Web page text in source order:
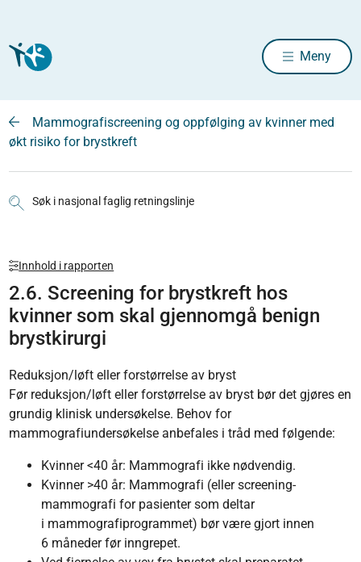
Meny
Mammografiscreening og oppfølging av kvinner med
økt risiko for brystkreft
Søk i nasjonal faglig retningslinje
Innhold i rapporten
2.6. Screening for brystkreft hos
kvinner som skal gjennomgå benign
brystkirurgi
Reduksjon/løft eller forstørrelse av bryst
Før reduksjon/løft eller forstørrelse av bryst bør det gjøres en
grundig klinisk undersøkelse. Behov for
mammografiundersøkelse anbefales i tråd med følgende:
Kvinner <40 år: Mammografi ikke nødvendig.
Kvinner >40 år: Mammografi (eller screening-
mammografi for pasienter som deltar
i mammografiprogrammet) bør være gjort innen
6 måneder før inngrepet.